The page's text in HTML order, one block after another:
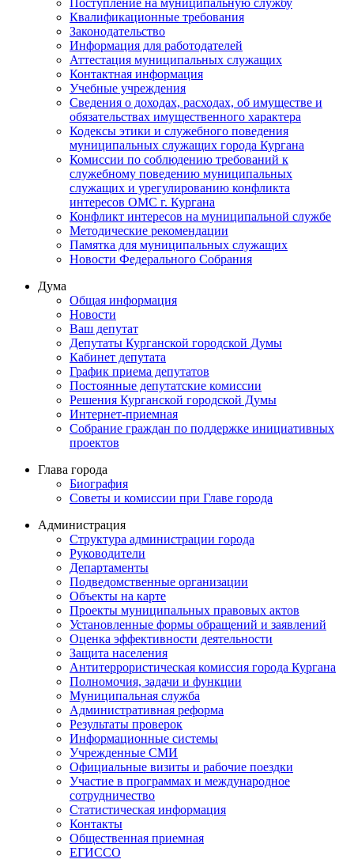
Поступление на муниципальную службу
Квалификационные требования
Законодательство
Информация для работодателей
Аттестация муниципальных служащих
Контактная информация
Учебные учреждения
Сведения о доходах, расходах, об имуществе и
обязательствах имущественного характера
Кодексы этики и служебного поведения
муниципальных служащих города Кургана
Комиссии по соблюдению требований к
служебному поведению муниципальных
служащих и урегулированию конфликта
интересов ОМС г. Кургана
Конфликт интересов на муниципальной службе
Методические рекомендации
Памятка для муниципальных служащих
Новости Федерального Cобрания
Дума
Общая информация
Новости
Ваш депутат
Депутаты Курганской городской Думы
Кабинет депутата
График приема депутатов
Постоянные депутатские комиссии
Решения Курганской городской Думы
Интернет-приемная
Собрание граждан по поддержке инициативных
проектов
Глава города
Биография
Советы и комиссии при Главе города
Администрация
Структура администрации города
Руководители
Департаменты
Подведомственные организации
Объекты на карте
Проекты муниципальных правовых актов
Установленные формы обращений и заявлений
Оценка эффективности деятельности
Защита населения
Антитеррористическая комиссия города Кургана
Полномочия, задачи и функции
Муниципальная служба
Административная реформа
Результаты проверок
Информационные системы
Учрежденные СМИ
Официальные визиты и рабочие поездки
Участие в программах и международное
сотрудничество
Статистическая информация
Контакты
Общественная приемная
ЕГИССО